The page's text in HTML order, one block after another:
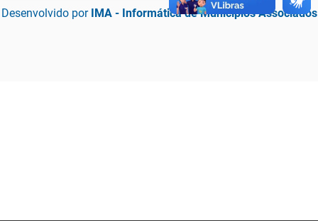
Desenvolvido por IMA - Informática de Municípios Associados